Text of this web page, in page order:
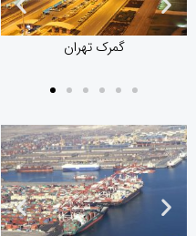
گمرک تهران
مرز سرخس